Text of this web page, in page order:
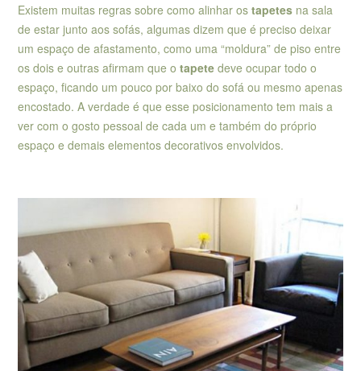
Existem muitas regras sobre como alinhar os tapetes na sala
de estar junto aos sofás, algumas dizem que é preciso deixar
um espaço de afastamento, como uma “moldura” de piso entre
os dois e outras afirmam que o tapete deve ocupar todo o
espaço, ficando um pouco por baixo do sofá ou mesmo apenas
encostado. A verdade é que esse posicionamento tem mais a
ver com o gosto pessoal de cada um e também do próprio
espaço e demais elementos decorativos envolvidos.